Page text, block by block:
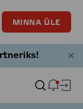
MINNA ÜLE